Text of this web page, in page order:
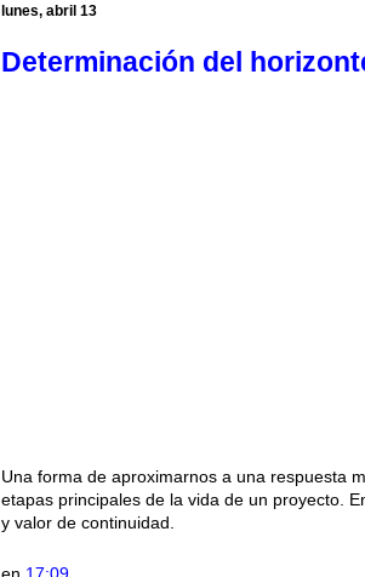
lunes, abril 13
Determinación del
Una forma de aproximarnos a una respuesta
etapas principales de la vida de un proyecto.
y valor de continuidad.
en 17:09